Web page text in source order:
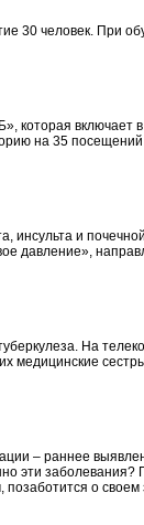
30 человек. При
включает
на 35
и
давление»,
На
медицинские
– раннее
эти
о своем